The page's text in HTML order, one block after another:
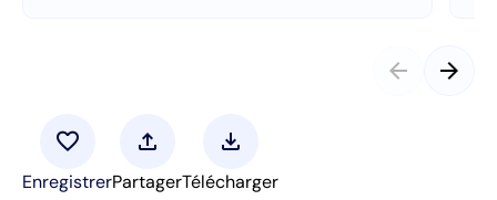
arrow_back arrow_forward
favorite
Enregistrer
upload
Partager
download
Télécharger